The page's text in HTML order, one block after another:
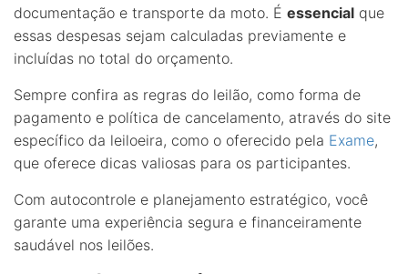
documentação e transporte da moto. É essencial que
essas despesas sejam calculadas previamente e
incluídas no total do orçamento.
Sempre confira as regras do leilão, como forma de
pagamento e política de cancelamento, através do site
específico da leiloeira, como o oferecido pela Exame,
que oferece dicas valiosas para os participantes.
Com autocontrole e planejamento estratégico, você
garante uma experiência segura e financeiramente
saudável nos leilões.